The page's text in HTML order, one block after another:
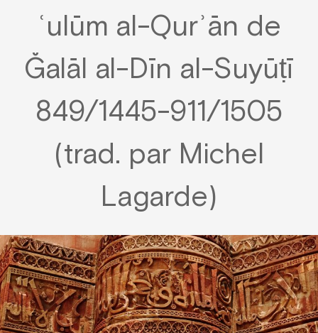
ʿulūm al-Qurʾān de
Ğalāl al-Dīn al-Suyūṭī
849/1445-911/1505
(trad. par Michel
Lagarde)